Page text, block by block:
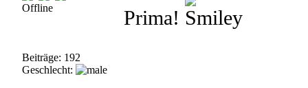
Offline
Beiträge: 192
Geschlecht:
Prima!